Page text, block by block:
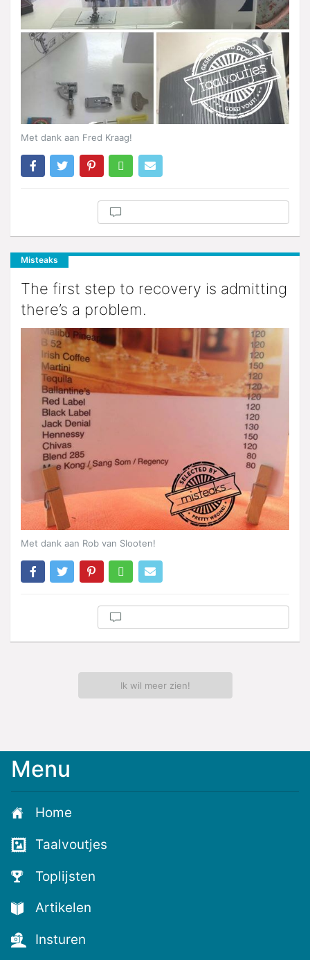
Met dank aan Fred Kraag!
Misteaks
The first step to recovery is admitting
there’s a problem.
Met dank aan Rob van Slooten!
Ik wil meer zien!
Meld
voor
de
nieuwste
voutjes
en
de
voutste
nieuwtjes!
Menu
Home
Taalvoutjes
Toplijsten
Artikelen
Insturen